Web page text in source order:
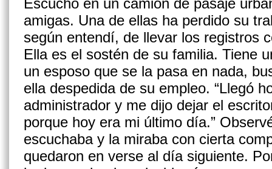
Escucho en un camión de pasaje
amigas. Una de ellas ha perdido su
según entendí, de llevar los registros
Ella es el sostén de su familia. Tiene
un esposo que se la pasa en nada,
ella despedida de su empleo. “Llegó
administrador y me dijo dejar el
porque hoy era mi último día.”
escuchaba y la miraba con cierta
quedaron en verse al día siguiente.